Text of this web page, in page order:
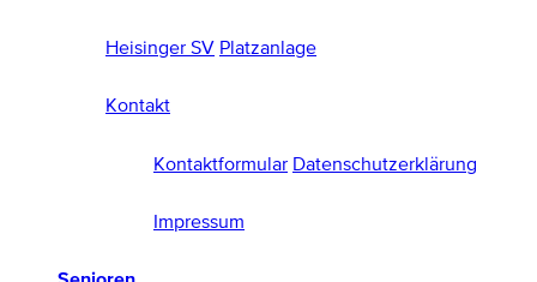
Heisinger SV Platzanlage
Kontakt
Kontaktformular Datenschutzerklärung
Impressum